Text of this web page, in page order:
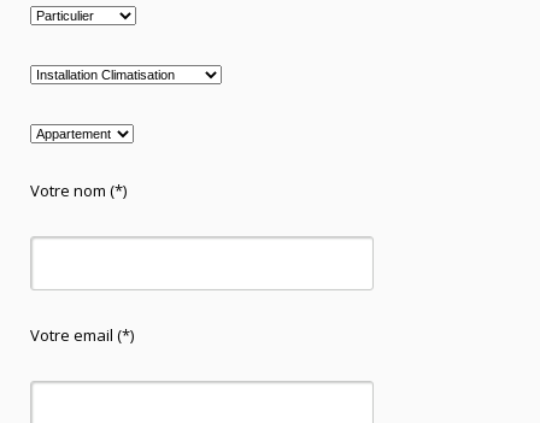
Votre nom (*)
Votre email (*)